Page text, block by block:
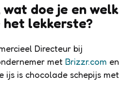
wat doe je en welk
het lekkerste?
Directeur bij
met Brizzr.com en
ijs is chocolade schepijs met